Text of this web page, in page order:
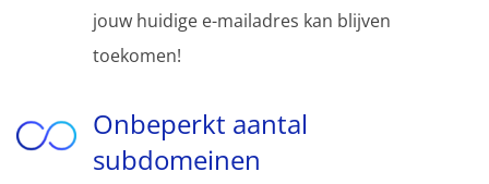
jouw huidige e-mailadres kan blijven
toekomen!
Onbeperkt aantal
subdomeinen